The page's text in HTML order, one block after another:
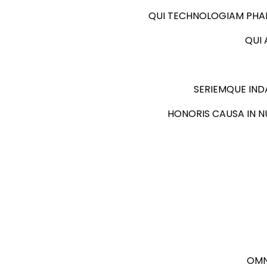
QUI TECHNOLOGIAM
QUI
SERIEMQUE
HONORIS CAUSA IN